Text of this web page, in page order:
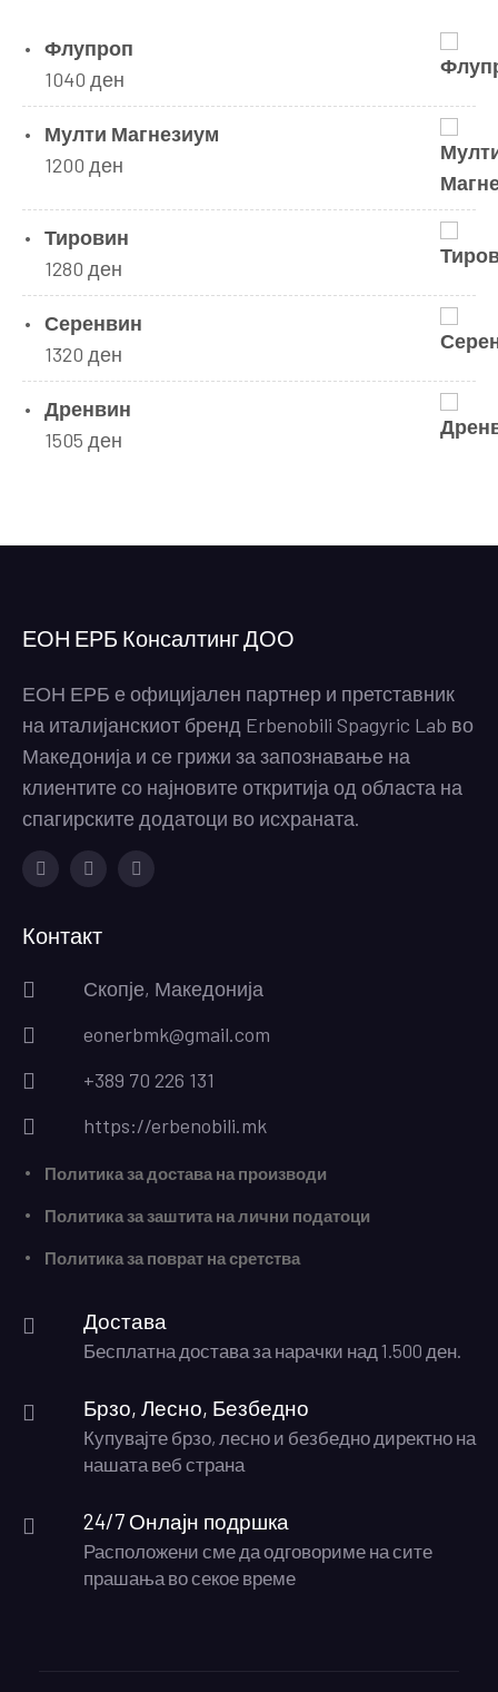
Флупроп
1040 ден
Мулти Магнезиум
1200 ден
Тировин
1280 ден
Серенвин
1320 ден
Дренвин
1505 ден
ЕОН ЕРБ Консалтинг ДОО
ЕОН ЕРБ е официјален партнер и претставник
на италијанскиот бренд Erbenobili Spagyric Lab во
Македонија и се грижи за запознавање на
клиентите со најновите откритија од областа на
спагирските додатоци во исхраната.
Контакт
Скопје, Македонија
eonerbmk@gmail.com
+389 70 226 131
https://erbenobili.mk
Политика за достава на производи
Политика за заштита на лични податоци
Политика за поврат на сретства
Достава
Бесплатна достава за нарачки над 1.500 ден.
Брзо, Лесно, Безбедно
Купувајте брзо, лесно и безбедно директно на
нашата веб страна
24/7 Онлајн подршка
Расположени сме да одговориме на сите
прашања во секое време